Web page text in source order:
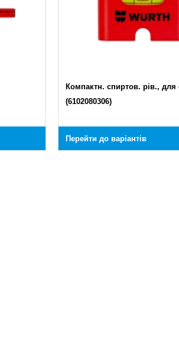
Компактн. спиртов. рів., для
(6102080306)
Перейти до варіантів